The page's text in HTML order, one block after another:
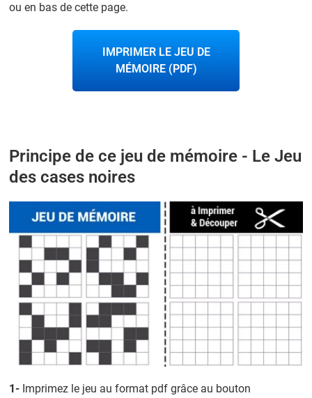
ou en bas de cette page.
IMPRIMER LE JEU DE
MÉMOIRE (PDF)
Principe de ce jeu de mémoire - Le Jeu
des cases noires
1- Imprimez le jeu au format pdf grâce au bouton